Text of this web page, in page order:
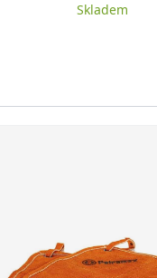
Skladem